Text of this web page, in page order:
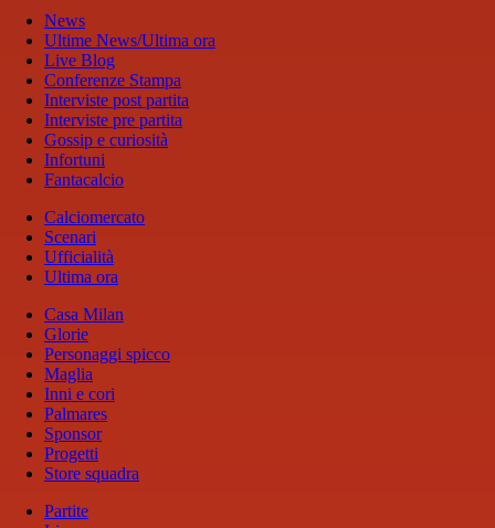
News
Ultime News/Ultima ora
Live Blog
Conferenze Stampa
Interviste post partita
Interviste pre partita
Gossip e curiosità
Infortuni
Fantacalcio
Calciomercato
Scenari
Ufficialità
Ultima ora
Casa Milan
Glorie
Personaggi spicco
Maglia
Inni e cori
Palmares
Sponsor
Progetti
Store squadra
Partite